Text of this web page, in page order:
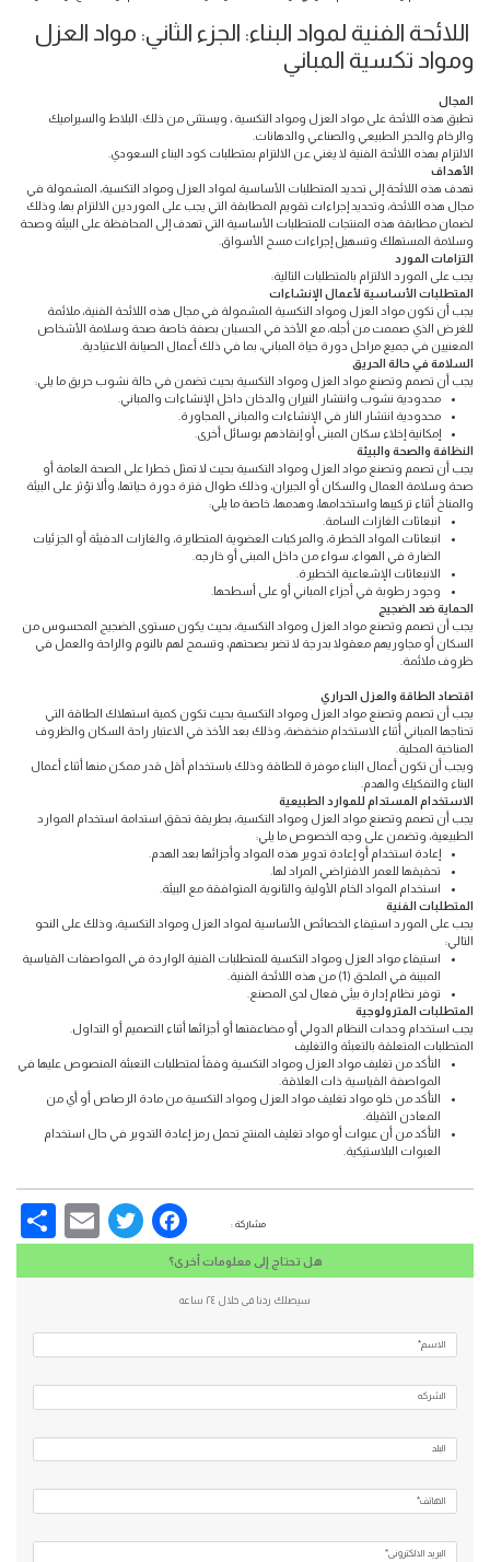
اللائحة الفنية لمواد البناء: الجزء الثاني: مواد العزل
ومواد تكسية المباني
المجال
تطبق هذه اللائحة على مواد العزل ومواد التكسية ، ويستثنى من ذلك: البلاط والسيراميك
والرخام والحجر الطبيعي والصناعي والدهانات.
الالتزام بهذه اللائحة الفنية لا يغني عن الالتزام بمتطلبات كود البناء السعودي.
الأهداف
تهدف هذه اللائحة إلى تحديد المتطلبات الأساسية لمواد العزل ومواد التكسية، المشمولة في
مجال هذه اللائحة، وتحديد إجراءات تقويم المطابقة التي يجب على الموردين الالتزام بها، وذلك
لضمان مطابقة هذه المنتجات للمتطلبات الأساسية التي تهدف إلى المحافظة على البيئة وصحة
وسلامة المستهلك وتسهيل إجراءات مسح الأسواق.
التزامات المورد
يجب على المورد الالتزام بالمتطلبات التالية:
المتطلبات الأساسية لأعمال الإنشاءات
يجب أن تكون مواد العزل ومواد التكسية المشمولة في مجال هذه اللائحة الفنية، ملائمة
للغرض الذي صممت من أجله، مع الأخذ في الحسبان بصفة خاصة صحة وسلامة الأشخاص
المعنيين في جميع مراحل دورة حياة المباني، بما في ذلك أعمال الصيانة الاعتيادية.
السلامة في حالة الحريق
يجب أن تصمم وتصنع مواد العزل ومواد التكسية بحيث تضمن في حالة نشوب حريق ما يلي:
محدودية نشوب وانتشار النيران والدخان داخل الإنشاءات والمباني.
محدودية انتشار النار في الإنشاءات والمباني المجاورة.
إمكانية إخلاء سكان المبنى أو إنقاذهم بوسائل أخرى.
النظافة والصحة والبيئة
يجب أن تصمم وتصنع مواد العزل ومواد التكسية بحيث لا تمثل خطرا على الصحة العامة أو
صحة وسلامة العمال والسكان أو الجيران، وذلك طوال فترة دورة حياتها، وألا تؤثر على البيئة
والمناخ أثناء تركيبها واستخدامها، وهدمها، خاصة ما يلي:
انبعاثات الغازات السامة.
انبعاثات المواد الخطرة، والمركبات العضوية المتطايرة، والغازات الدفيئة أو الجزئيات
الضارة في الهواء، سواء من داخل المبنى أو خارجه.
الانبعاثات الإشعاعية الخطيرة.
وجود رطوبة في أجزاء المباني أو على أسطحها.
الحماية ضد الضجيج
يجب أن تصمم وتصنع مواد العزل ومواد التكسية، بحيث يكون مستوى الضجيج المحسوس من
السكان أو مجاوريهم معقولا بدرجة لا تضر بصحتهم، وتسمح لهم بالنوم والراحة والعمل في
ظروف ملائمة.
اقتصاد الطاقة والعزل الحراري
يجب أن تصمم وتصنع مواد العزل ومواد التكسية بحيث تكون كمية استهلاك الطاقة التي
تحتاجها المباني أثناء الاستخدام منخفضة، وذلك بعد الأخذ في الاعتبار راحة السكان والظروف
المناخية المحلية.
ويجب أن تكون أعمال البناء موفرة للطاقة وذلك باستخدام أقل قدر ممكن منها أثناء أعمال
البناء والتفكيك والهدم.
الاستخدام المستدام للموارد الطبيعية
يجب أن تصمم وتصنع مواد العزل ومواد التكسية، بطريقة تحقق استدامة استخدام الموارد
الطبيعية، وتضمن على وجه الخصوص ما يلي:
إعادة استخدام أو إعادة تدوير هذه المواد وأجزائها بعد الهدم.
تحقيقها للعمر الافتراضي المراد لها.
استخدام المواد الخام الأولية والثانوية المتوافقة مع البيئة.
المتطلبات الفنية
يجب على المورد استيفاء الخصائص الأساسية لمواد العزل ومواد التكسية، وذلك على النحو
التالي:
استيفاء مواد العزل ومواد التكسية للمتطلبات الفنية الواردة في المواصفات القياسية
المبينة في الملحق (1) من هذه اللائحة الفنية.
توفر نظام إدارة بيئي فعال لدى المصنع.
المتطلبات المترولوجية
يجب استخدام وحدات النظام الدولي أو مضاعفتها أو أجزائها أثناء التصميم أو التداول.
المتطلبات المتعلقة بالتعبئة والتغليف
التأكد من تغليف مواد العزل ومواد التكسية وفقاً لمتطلبات التعبئة المنصوص عليها في
المواصفة القياسية ذات العلاقة.
التأكد من خلو مواد تغليف مواد العزل ومواد التكسية من مادة الرصاص أو أي من
المعادن الثقيلة.
التأكد من أن عبوات أو مواد تغليف المنتج تحمل رمز إعادة التدوير في حال استخدام
العبوات البلاستيكية.
مشاركة : Facebook
Twitter
هل تحتاج إلى معلومات أخرى؟
سيصلك ردنا فى خلال ٢٤ ساعه
الاسم*
الشركه
الهاتف*
البريد الالكتروني*